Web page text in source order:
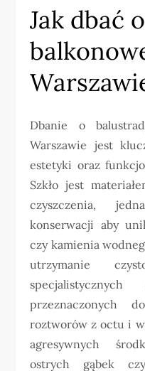
Jak dbać
Dbanie o
Warszawie jest
estetyki oraz
Szkło jest
czyszczenia,
konserwacji aby
czy kamienia
utrzymanie
przeznaczonych
roztworów z octu i
agresywnych
ostrych gąbek